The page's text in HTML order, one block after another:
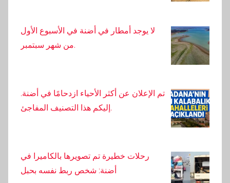
لا يوجد أمطار في أضنة في الأسبوع الأول
من شهر سبتمبر.
تم الإعلان عن أكثر الأحياء ازدحامًا في أضنة.
إليكم هذا التصنيف المفاجئ.
رحلات خطيرة تم تصويرها بالكاميرا في
أضنة: شخص ربط نفسه بحبل